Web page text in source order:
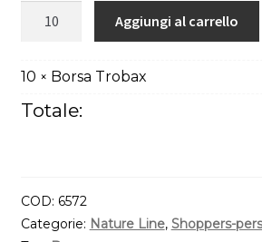
Aggiungi al carrello
10 × Borsa Trobax
Totale:
COD: 6572
Categorie: Nature Line, Shoppers-